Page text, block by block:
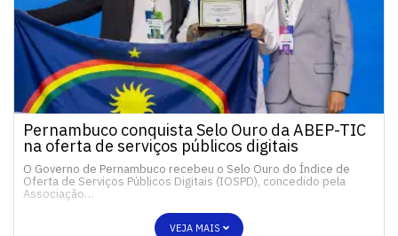
Pernambuco conquista Selo Ouro da ABEP-TIC
na oferta de serviços públicos digitais
O Governo de Pernambuco recebeu o Selo Ouro do Índice de
Oferta de Serviços Públicos Digitais (IOSPD), concedido pela
Associação…
VEJA MAIS